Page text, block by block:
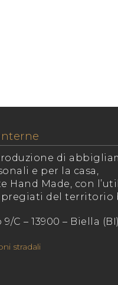
di
e per la casa,
Hand Made, con
pregiati del territorio
C – 13900 – Biella (BI)
stradali